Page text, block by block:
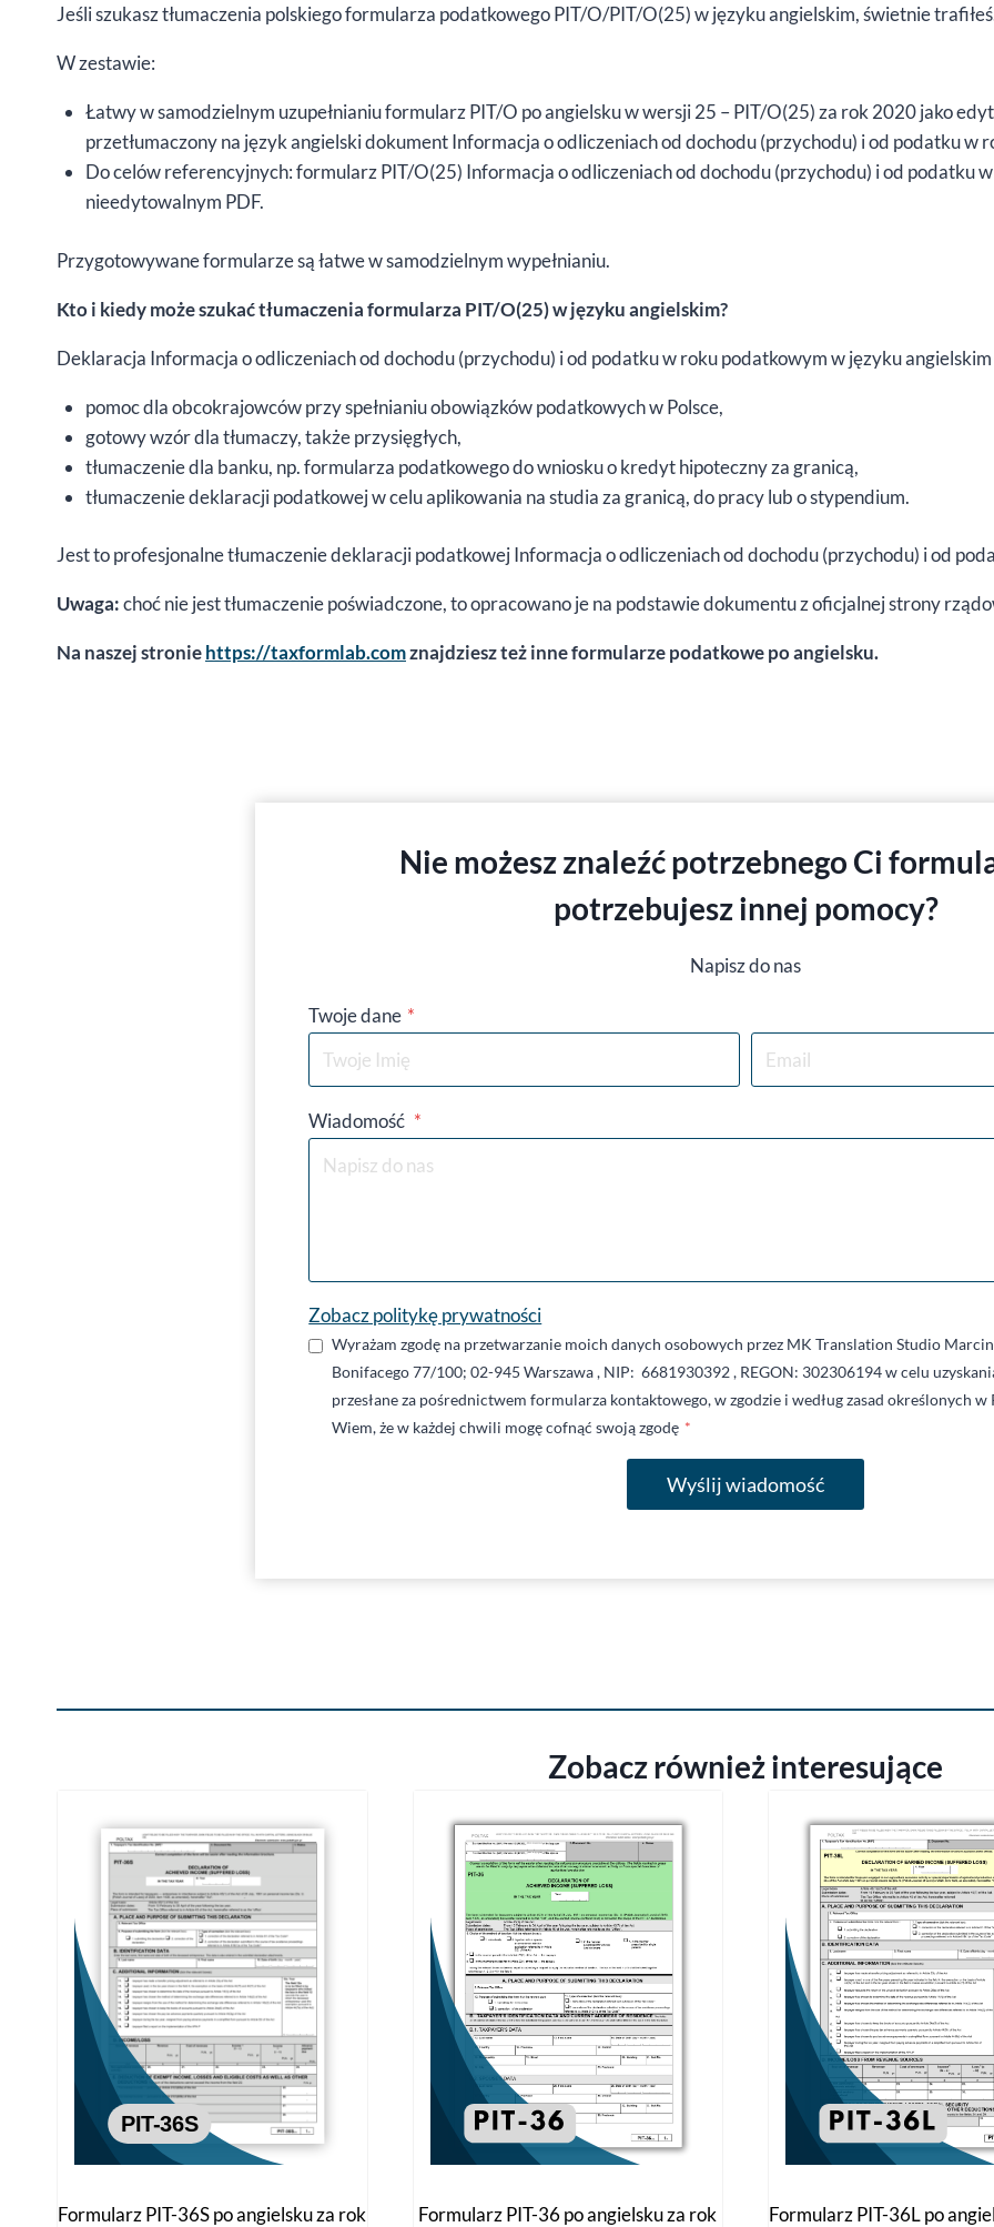
wersja
edytowalny
DOCX/interaktywny
Jeśli szukasz tłumaczenia polskiego formularza podatkowego PIT/O/PIT/O(25) w języku angielskim, świetnie
W zestawie:
Łatwy w samodzielnym uzupełnianiu formularz PIT/O po angielsku w wersji 25 – PIT/O(25) za rok 2020 jako
przetłumaczony na język angielski dokument Informacja o odliczeniach od dochodu (przychodu) i od podatku w
Do celów referencyjnych: formularz PIT/O(25) Informacja o odliczeniach od dochodu (przychodu) i od podatku
nieedytowalnym PDF.
Przygotowywane formularze są łatwe w samodzielnym wypełnianiu.
Kto i kiedy może szukać tłumaczenia formularza PIT/O(25) w języku angielskim?
Deklaracja Informacja o odliczeniach od dochodu (przychodu) i od podatku w roku podatkowym w języku
pomoc dla obcokrajowców przy spełnianiu obowiązków podatkowych w Polsce,
gotowy wzór dla tłumaczy, także przysięgłych,
tłumaczenie dla banku, np. formularza podatkowego do wniosku o kredyt hipoteczny za granicą,
tłumaczenie deklaracji podatkowej w celu aplikowania na studia za granicą, do pracy lub o stypendium.
Jest to profesjonalne tłumaczenie deklaracji podatkowej Informacja o odliczeniach od dochodu (przychodu) i od
Uwaga:choć nie jest tłumaczenie poświadczone, to opracowano je na podstawie dokumentu z oficjalnej strony
Na naszej stroniehttps://taxformlab.comznajdziesz też inne formularze podatkowe po angielsku.
Nie możesz znaleźć potrzebnego Ci
potrzebujesz innej pomocy?
Napisz do nas
Twoje dane *
Wiadomość *
Zobacz politykę prywatności
Wyrażam zgodę na przetwarzanie moich danych osobowych przez MK Translation Studio
Bonifacego 77/100; 02-945 Warszawa , NIP: 6681930392 , REGON: 302306194 w celu
przesłane za pośrednictwem formularza kontaktowego, w zgodzie i według zasad określonych
Wiem, że w każdej chwili mogę cofnąć swoją zgodę *
Wyślij wiadomość
Zobacz również interesujące
Formularz PIT-36S po angielsku za rok Formularz PIT-36 po angielsku za rok Formularz PIT-36L po